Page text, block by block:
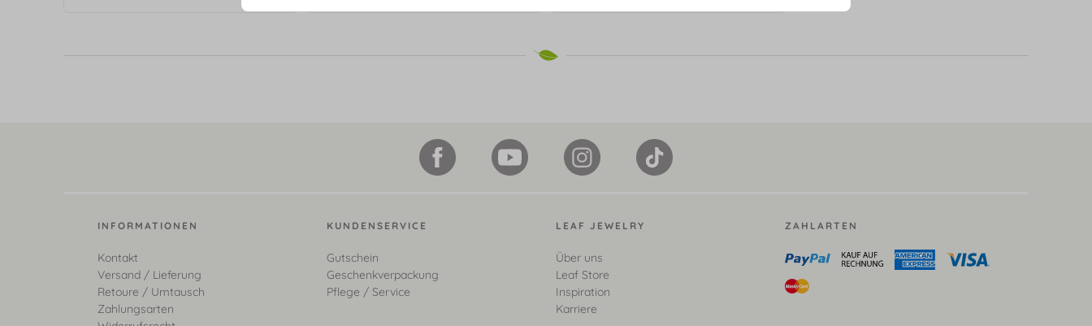
INFORMATIONEN
Kontakt
Versand / Lieferung
Retoure / Umtausch
Zahlungsarten
KUNDENSERVICE
Gutschein
Geschenkverpackung
Pflege / Service
LEAF JEWELRY
Über uns
Leaf Store
Inspiration
Karriere
ZAHLARTEN